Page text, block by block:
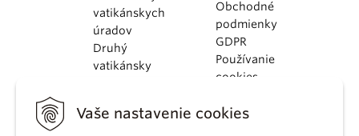
Vaše nastavenie cookies
vatikánskych
úradov
Druhý
vatikánsky
KBS
Obchodné
podmienky
GDPR
Používanie
cookies